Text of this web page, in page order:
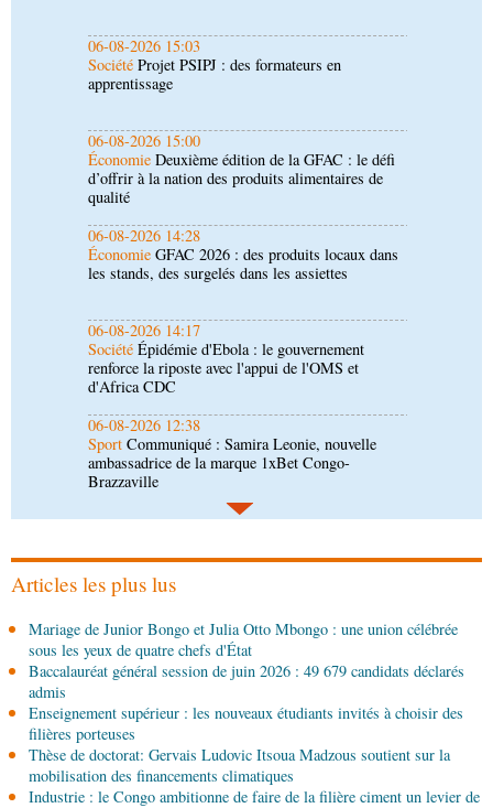
06-08-2026 15:00
ÉconomieDeuxième édition de la GFAC : le défi
d’offrir à la nation des produits alimentaires de
06-08-2026 14:28
Économie GFAC 2026 : des produits locaux dans
les stands, des surgelés dans les assiettes
06-08-2026 14:17
SociétéÉpidémie d'Ebola : le gouvernement
renforce la riposte avec l'appui de l'OMS et
06-08-2026 12:38
SportCommuniqué : Samira Leonie, nouvelle
ambassadrice de la marque 1xBet Congo-
Brazzaville
06-08-2026 09:30
PolitiqueAssemblée nationale: la Commission
Ecofin s’imprègne des réalités du CHU-B
06-08-2026 08:45
Pierre Oba jettent les bases d’une collaboration
fructueuse
Afrique-Monde Centrafrique : les sanctions de
l'ONU cachent la guerre silencieuse pour le
contrôle des ressources
05-08-2026 22:10
Économie
Noire pour la valorisation des produits forestiers
non ligneux
Articles les plus lus
Mariage de Junior Bongo et Julia Otto Mbongo : une union célébrée
sous les yeux de quatre chefs d'État
Baccalauréat général session de juin 2026 : 49 679 candidats déclarés
admis
Enseignement supérieur : les nouveaux étudiants invités à choisir des
filières porteuses
Thèse de doctorat: Gervais Ludovic Itsoua Madzous soutient sur la
mobilisation des financements climatiques
Industrie : le Congo ambitionne de faire de la filière ciment un levier de